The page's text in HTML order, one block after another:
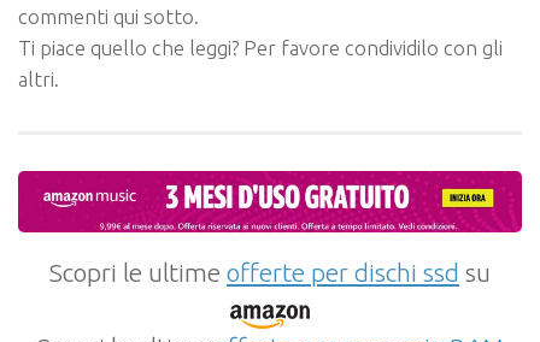
commenti qui sotto.
Ti piace quello che leggi? Per favore condividilo con gli
altri.
Scopri le ultime offerte per dischi ssd su